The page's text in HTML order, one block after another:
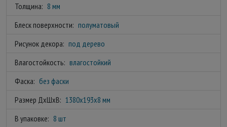
Толщина: 8 мм
Блеск поверхности: полуматовый
Рисунок декора: под дерево
Влагостойкость: влагостойкий
Фаска: без фаски
Размер ДхШхВ: 1380x193x8 мм
В упаковке: 8 шт